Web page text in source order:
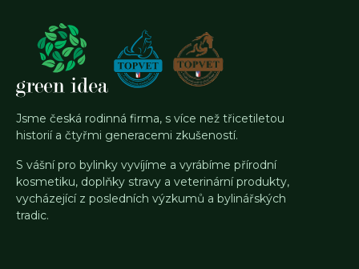
Jsme česká rodinná firma, s více než třicetiletou
historií a čtyřmi generacemi zkušeností.
S vášní pro bylinky vyvíjíme a vyrábíme přírodní
kosmetiku, doplňky stravy a veterinární produkty,
vycházející z posledních výzkumů a bylinářských
tradic.